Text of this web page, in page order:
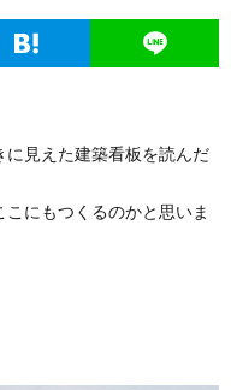
見えた建築看板を読んだ
にもつくるのかと思いま